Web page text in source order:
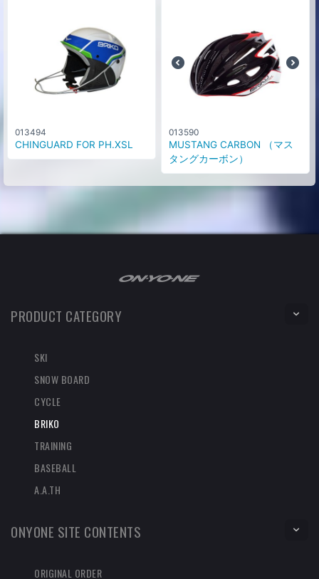
013494
CHINGUARD FOR PH.XSL
013590
MUSTANG CARBON （マス
タングカーボン）
PRODUCT CATEGORY
SKI
SNOW BOARD
CYCLE
BRIKO
TRAINING
BASEBALL
A.A.TH
ONYONE SITE CONTENTS
ORIGINAL ORDER